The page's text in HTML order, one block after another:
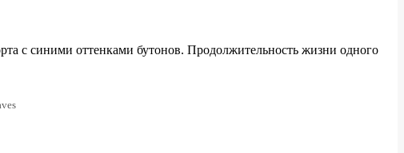
с синими оттенками бутонов. Продолжительность жизни одного